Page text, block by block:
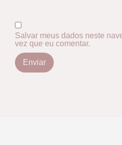
Salvar meus dados neste
vez que eu comentar.